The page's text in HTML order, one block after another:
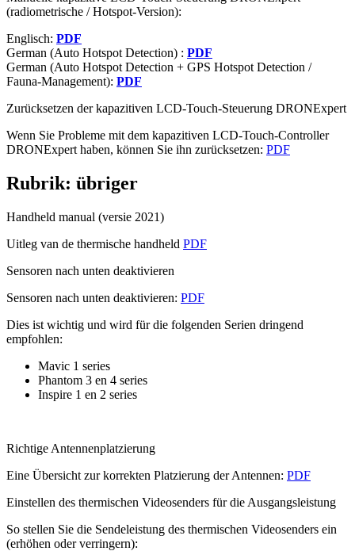
(radiometrische / Hotspot-Version):
Englisch: PDF
German (Auto Hotspot Detection) : PDF
German (Auto Hotspot Detection + GPS Hotspot Detection /
Fauna-Management): PDF
Zurücksetzen der kapazitiven LCD-Touch-Steuerung DRONExpert
Wenn Sie Probleme mit dem kapazitiven LCD-Touch-Controller
DRONExpert haben, können Sie ihn zurücksetzen: PDF
Rubrik: übriger
Handheld manual (versie 2021)
Uitleg van de thermische handheld PDF
Sensoren nach unten deaktivieren
Sensoren nach unten deaktivieren: PDF
Dies ist wichtig und wird für die folgenden Serien dringend
empfohlen:
Mavic 1 series
Phantom 3 en 4 series
Inspire 1 en 2 series
Richtige Antennenplatzierung
Eine Übersicht zur korrekten Platzierung der Antennen: PDF
Einstellen des thermischen Videosenders für die Ausgangsleistung
So stellen Sie die Sendeleistung des thermischen Videosenders ein
(erhöhen oder verringern):